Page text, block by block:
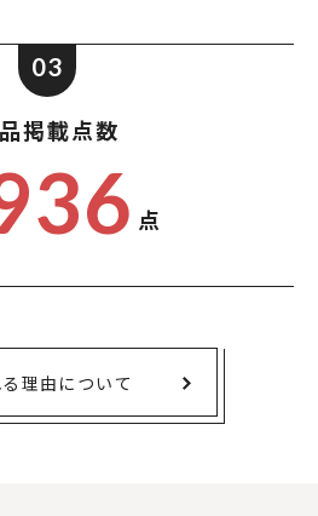
03
掲載点数
点
理由について